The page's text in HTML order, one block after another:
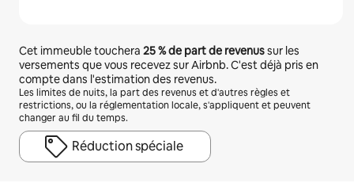
Cet immeuble touchera 25 %de part de revenussur les
versements que vous recevez sur Airbnb. C'est déjà pris en
compte dans l'estimation des revenus.
Les limites de nuits, la part des revenus et d'autres règles et
restrictions, ou la réglementation locale, s'appliquent et peuvent
changer au fil du temps.
Réduction spéciale